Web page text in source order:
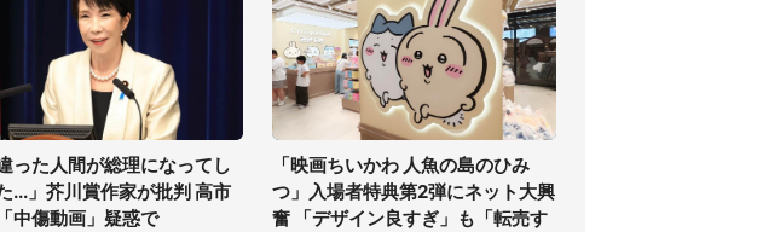
違った人間が総理になってし
...」芥川賞作家が批判 高市
中傷動画」疑惑で
「映画ちいかわ 人魚の島のひみ
つ」入場者特典第2弾にネット大興
奮 「デザイン良すぎ」も「転売す